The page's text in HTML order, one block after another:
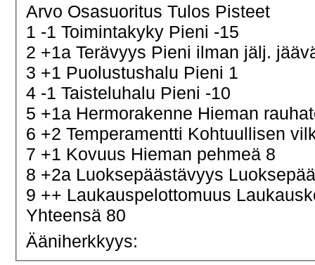
Arvo Osasuoritus Tulos Pisteet
1 -1 Toimintakyky Pieni -15
2 +1a Terävyys Pieni ilman jälj.
3 +1 Puolustushalu Pieni 1
4 -1 Taisteluhalu Pieni -10
5 +1a Hermorakenne Hieman
6 +2 Temperamentti Kohtuullisen
7 +1 Kovuus Hieman pehmeä 8
8 +2a Luoksepäästävyys
9 ++ Laukauspelottomuus
Yhteensä 80
Ääniherkkyys: